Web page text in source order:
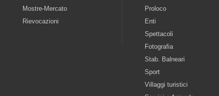
Mostre-Mercato
Rievocazioni
Proloco
Enti
Spettacoli
Fotografia
Stab. Balneari
Sport
Villaggi turistici